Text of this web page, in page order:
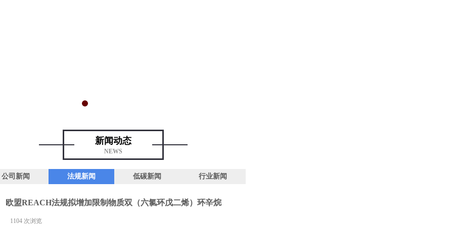
新闻动态
NEWS
公司新闻 法规新闻 低碳新闻 行业新闻
欧盟REACH法规拟增加限制物质双（六氯环戊二烯）环辛烷
1104 次浏览